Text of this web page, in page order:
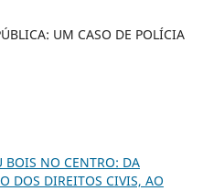
UM CASO DE POLÍCIA
BOIS NO CENTRO: DA
DOS DIREITOS CIVIS, AO